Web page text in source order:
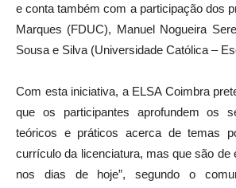
e conta também com a participação dos
Marques (FDUC), Manuel Nogueira
Sousa e Silva (Universidade Católica –
Com esta iniciativa, a ELSA Coimbra
que os participantes aprofundem os
teóricos e práticos acerca de temas
currículo da licenciatura, mas que são de
nos dias de hoje”, segundo o